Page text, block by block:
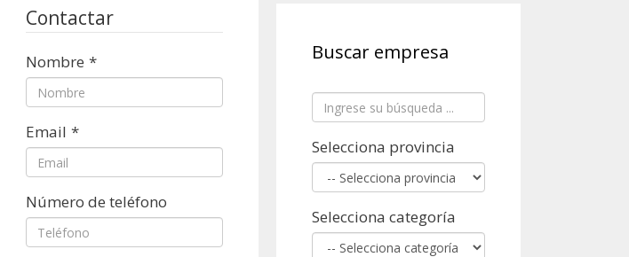
Contactar
Nombre *
Email *
Número de teléfono
Buscar empresa
Selecciona provincia
Selecciona categoría